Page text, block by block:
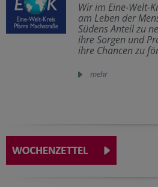
Wir im Eine-Welt-
am Leben der
Südens Anteil zu
ihre Sorgen und
ihre Chancen zu
mehr